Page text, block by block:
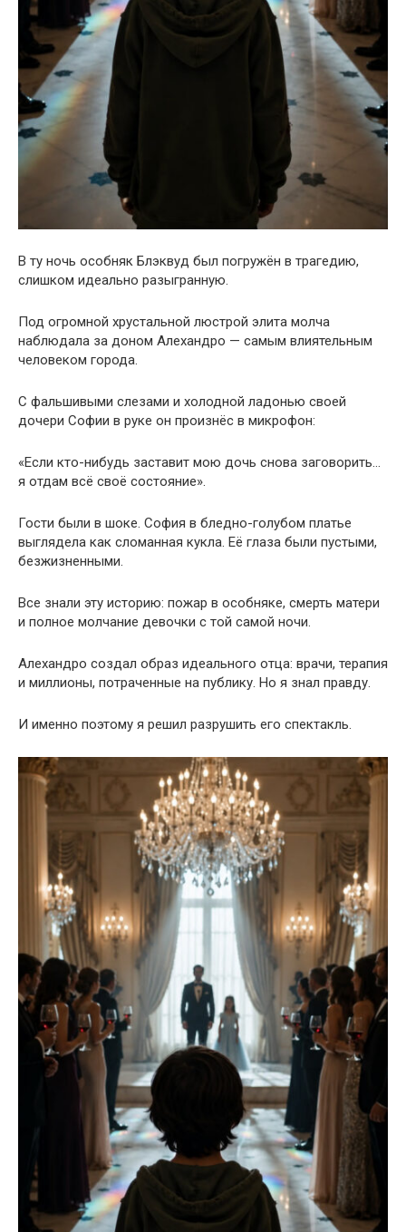
В ту ночь особняк Блэквуд был погружён в трагедию,
слишком идеально разыгранную.
Под огромной хрустальной люстрой элита молча
наблюдала за доном Алехандро — самым влиятельным
человеком города.
С фальшивыми слезами и холодной ладонью своей
дочери Софии в руке он произнёс в микрофон:
«Если кто-нибудь заставит мою дочь снова заговорить…
я отдам всё своё состояние».
Гости были в шоке. София в бледно-голубом платье
выглядела как сломанная кукла. Её глаза были пустыми,
безжизненными.
Все знали эту историю: пожар в особняке, смерть матери
и полное молчание девочки с той самой ночи.
Алехандро создал образ идеального отца: врачи, терапия
и миллионы, потраченные на публику. Но я знал правду.
И именно поэтому я решил разрушить его спектакль.